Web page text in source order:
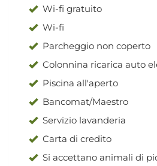
Wi-fi gratuito
Wi-fi
Parcheggio non coperto
Colonnina ricarica auto
Piscina all'aperto
Bancomat/Maestro
Servizio lavanderia
Carta di credito
Si accettano animali di